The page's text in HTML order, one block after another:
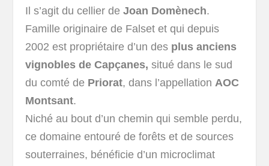
Il s’agit du cellier deJoan Domènech.
Familleoriginaire de Falset et qui depuis
2002 est propriétaire d’un des plus anciens
vignobles de Capçanes, situé dans le sud
du comté de Priorat, dans l’appellationAOC
Montsant.
Niché au bout d’un chemin qui semble perdu,
ce domaineentouré de forêts et de sources
souterraines, bénéficie d’un microclimat